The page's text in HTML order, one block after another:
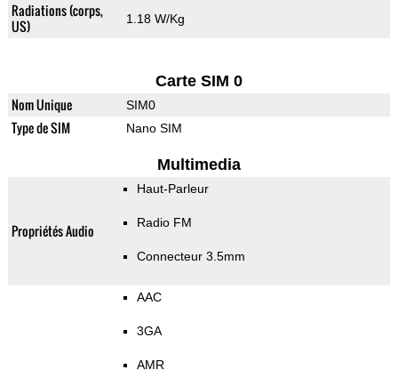
Radiations (corps,
US)
1.18 W/Kg
Carte SIM 0
Nom Unique SIM0
Type de SIM Nano SIM
Multimedia
Propriétés Audio
Haut-Parleur
Radio FM
Connecteur 3.5mm
AAC
3GA
AMR